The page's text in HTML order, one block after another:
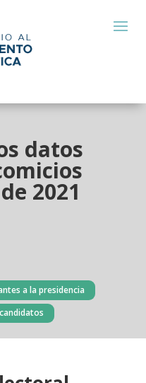
datos
2021
a la presidencia